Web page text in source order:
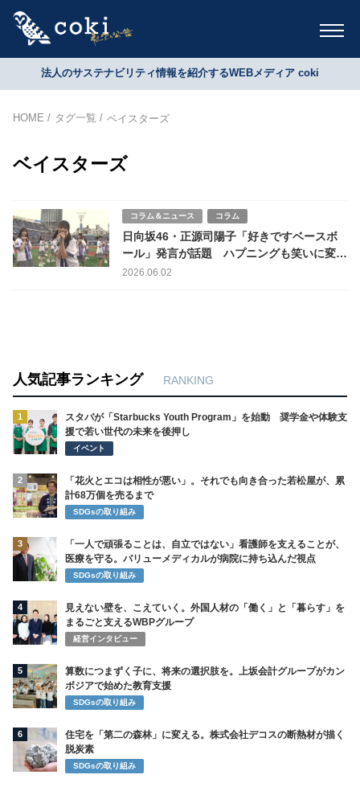
法人のサステナビリティ情報を紹介するWEBメディア coki
HOME タグ一覧 ベイスターズ
ベイスターズ
コラム＆ニュース コラム
日向坂46・正源司陽子「好きですベースボ
ール」発言が話題 ハプニングも笑いに変え
た19歳の胆力に称賛の声
2026.06.02
人気記事ランキング RANKING
1
スタバが「Starbucks Youth Program」を始動 奨学金や体験支
援で若い世代の未来を後押し
イベント
2
「花火とエコは相性が悪い」。それでも向き合った若松屋が、累
計68万個を売るまで
SDGsの取り組み
3
「一人で頑張ることは、自立ではない」看護師を支えることが、
医療を守る。バリューメディカルが病院に持ち込んだ視点
SDGsの取り組み
4
見えない壁を、こえていく。外国人材の「働く」と「暮らす」を
まるごと支えるWBPグループ
経営インタビュー
5
算数につまずく子に、将来の選択肢を。上坂会計グループがカン
ボジアで始めた教育支援
SDGsの取り組み
6
住宅を「第二の森林」に変える。株式会社デコスの断熱材が描く
脱炭素
SDGsの取り組み